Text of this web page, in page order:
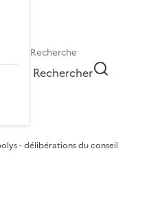
Rechercher
- délibérations du conseil